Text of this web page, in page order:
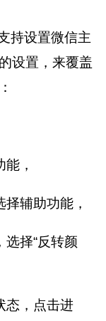
设置微信主
设置，来覆盖
，
辅助功能，
择“反转颜
，点击进